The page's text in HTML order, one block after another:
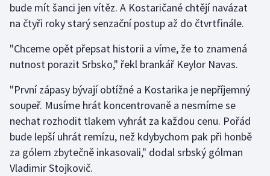
Házená
Krasobruslení
Lezení
Lyže a snowboard
bude mít šanci jen vítěz. A Kostaričané chtějí navázat
na čtyři roky starý senzační postup až do čtvrtfinále.
"Chceme opět přepsat historii a víme, že to znamená
nutnost porazit Srbsko," řekl brankář Keylor Navas.
"První zápasy bývají obtížné a Kostarika je nepříjemný
soupeř. Musíme hrát koncentrovaně a nesmíme se
nechat rozhodit tlakem vyhrát za každou cenu. Pořád
bude lepší uhrát remízu, než kdybychom pak při honbě
za gólem zbytečně inkasovali," dodal srbský gólman
Vladimir Stojkovič.